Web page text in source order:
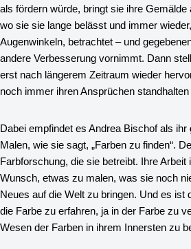
als fördern würde, bringt sie ihre Gemälde
wo sie sie lange belässt und immer
Augenwinkeln, betrachtet – und
andere Verbesserung vornimmt. Dann
erst nach längerem Zeitraum wieder
noch immer ihren Ansprüchen
Dabei empfindet es Andrea Bischof als
Malen, wie sie sagt, „Farben zu finden“.
Farbforschung, die sie betreibt. Ihre Arbeit
Wunsch, etwas zu malen, was sie noch
Neues auf die Welt zu bringen. Und es ist
die Farbe zu erfahren, ja in der Farbe zu
Wesen der Farben in ihrem Innersten zu